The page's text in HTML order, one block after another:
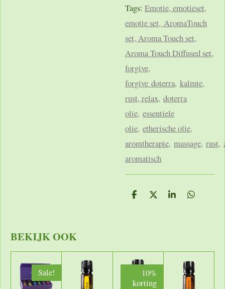
Tags: Emotie, emotieset,
emotie set, AromaTouch
set, Aroma Touch set,
Aroma Touch Diffused set,
forgive,
forgive doterra, kalmte,
rust, relax, doterra
olie, essentiele
olie, etherische olie,
aromtherapie, massage, rust,
aromatisch
D
D
S
D
BEKIJK OOK
Sale!
10%
korting